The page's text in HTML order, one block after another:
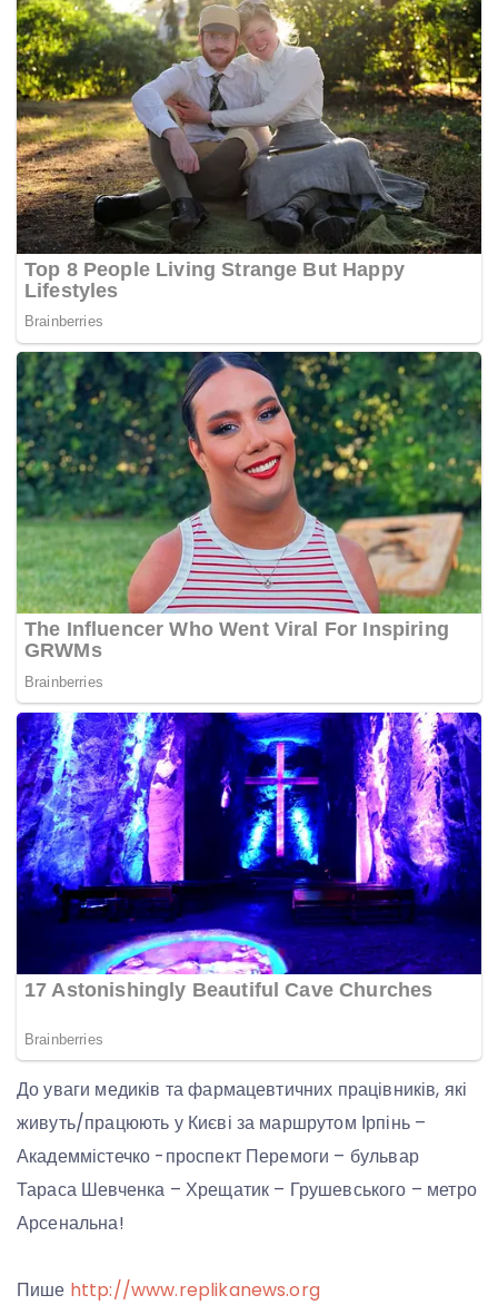
До уваги медиків та фармацевтичних працівників, які
живуть/працюють у Києві за маршрутом Ірпінь –
Академмістечко -проспект Перемоги – бульвар
Тараса Шевченка – Хрещатик – Грушевського – метро
Арсенальна!
Пише http://www.replikanews.org